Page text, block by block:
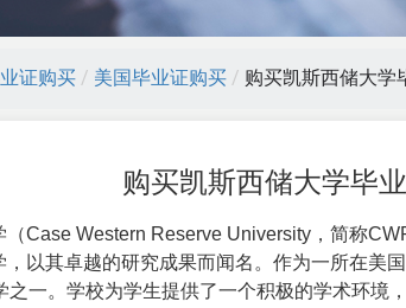
证购买 / 美国毕业证购买 / 购买凯斯西储大学
购买凯斯西储大学毕
（Case Western Reserve University，简称
，以其卓越的研究成果而闻名。作为一所在美
之一。学校为学生提供了一个积极的学术环境